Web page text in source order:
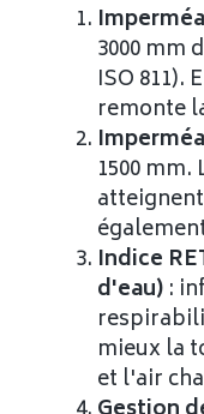
3000 mm
ISO 811).
remonte
1500
Indice
d'eau) :
mieux la
et l'air